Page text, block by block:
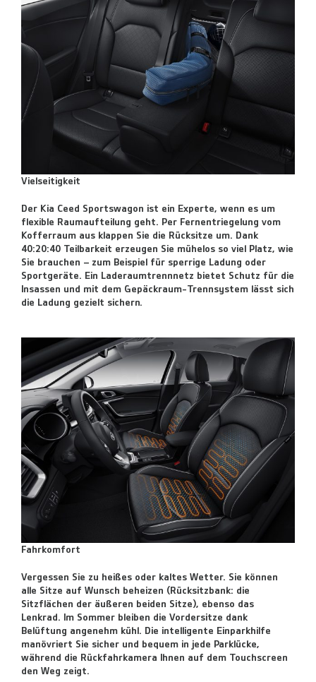
Vielseitigkeit
Der Kia Ceed Sportswagon ist ein Experte, wenn es um
flexible Raumaufteilung geht. Per Fernentriegelung vom
Kofferraum aus klappen Sie die Rücksitze um. Dank
40:20:40 Teilbarkeit erzeugen Sie mühelos so viel Platz, wie
Sie brauchen – zum Beispiel für sperrige Ladung oder
Sportgeräte. Ein Laderaumtrennnetz bietet Schutz für die
Insassen und mit dem Gepäckraum-Trennsystem lässt sich
die Ladung gezielt sichern.
Fahrkomfort
Vergessen Sie zu heißes oder kaltes Wetter. Sie können
alle Sitze auf Wunsch beheizen (Rücksitzbank: die
Sitzflächen der äußeren beiden Sitze), ebenso das
Lenkrad. Im Sommer bleiben die Vordersitze dank
Belüftung angenehm kühl. Die intelligente Einparkhilfe
manövriert Sie sicher und bequem in jede Parklücke,
während die Rückfahrkamera Ihnen auf dem Touchscreen
den Weg zeigt.